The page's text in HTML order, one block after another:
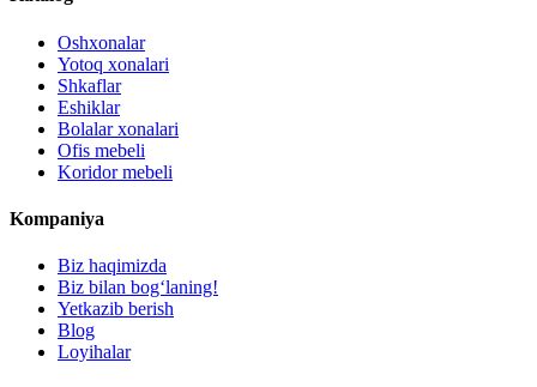
Oshxonalar
Yotoq xonalari
Shkaflar
Eshiklar
Bolalar xonalari
Ofis mebeli
Koridor mebeli
Kompaniya
Biz haqimizda
Biz bilan bogʻlaning!
Yetkazib berish
Blog
Loyihalar